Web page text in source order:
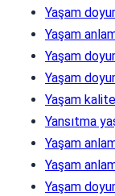
Yaşam
Yaşam
Yaşam
Yaşam
Yaşam
Yansıtma
Yaşam
Yaşam
Yaşam